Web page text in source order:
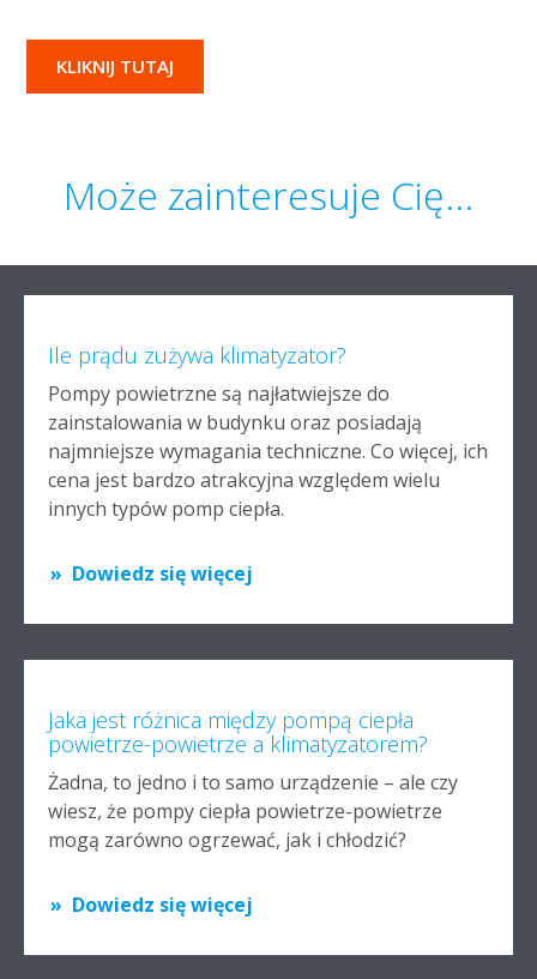
KLIKNIJ TUTAJ
Może zainteresuje Cię...
Ile prądu zużywa klimatyzator?
Pompy powietrzne są najłatwiejsze do
zainstalowania w budynku oraz posiadają
najmniejsze wymagania techniczne. Co więcej, ich
cena jest bardzo atrakcyjna względem wielu
innych typów pomp ciepła.
Dowiedz się więcej
Jaka jest różnica między pompą ciepła
powietrze-powietrze a klimatyzatorem?
Żadna, to jedno i to samo urządzenie – ale czy
wiesz, że pompy ciepła powietrze-powietrze
mogą zarówno ogrzewać, jak i chłodzić?
Dowiedz się więcej